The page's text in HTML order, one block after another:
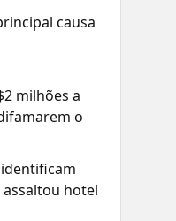
causa
milhões a
o
identificam
hotel